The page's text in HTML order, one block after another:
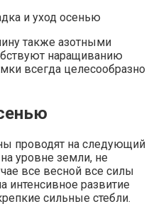
также азотными
наращиванию
всегда целесообразно
проводят на следующий
уровне земли, не
все весной все силы
интенсивное развитие
сильные стебли.